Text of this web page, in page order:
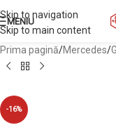
Skip to navigation
Skip to main content
MENIU
Prima pagină/Mercedes/
-16%